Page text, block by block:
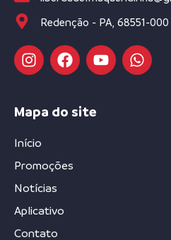
Redenção - PA, 68551-000
Mapa do site
Início
Promoções
Notícias
Aplicativo
Contato